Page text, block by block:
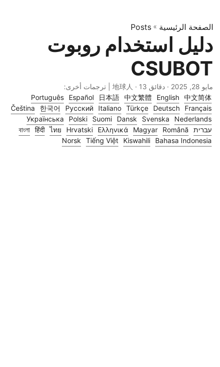
الصفحة الرئيسية »
Posts
دليل استخدام روبوت
CSUBOT
مايو 28, 2025
· دقائق 13 · 地球人 | ترجمات أخرى:
中文简体
English
中文繁體
日本語
Español
Português
Français
Deutsch
Türkçe
Italiano
Русский
한국어
Čeština
Nederlands
Svenska
Dansk
Suomi
Polski
Українська
עברית
Română
Magyar
Ελληνικά
Hrvatski
ไทย
हिंदी
বাংলা
Bahasa Indonesia
Kiswahili
Tiếng Việt
Norsk